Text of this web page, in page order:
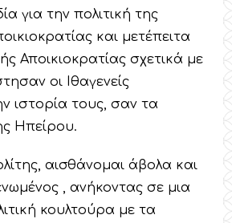
για την πολιτική της
και μετέπειτα
Αποικιοκρατίας σχετικά με
οι Ιθαγενείς
ιστορία τους, σαν τα
Ηπείρου.
αισθάνομαι άβολα και
, ανήκοντας σε μια
κουλτούρα με τα